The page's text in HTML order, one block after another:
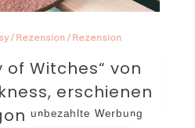
/ Rezension/ Rezension
of Witches“ von
erschienen
ᵂᵉʳᵇᵘⁿᵍ